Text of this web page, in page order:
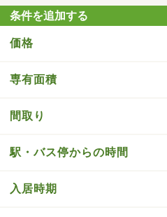
条件を追加する
価格
専有面積
間取り
駅・バス停からの時間
入居時期